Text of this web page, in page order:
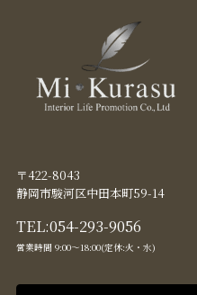
〒422-8043
静岡市駿河区中田本町59-14
TEL:054-293-9056
営業時間 9:00〜18:00(定休:火・水)